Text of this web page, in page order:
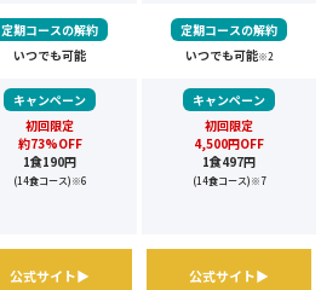
定期コースの解約
いつでも可能
定期コースの解約
いつでも可能※2
キャンペーン
初回限定
約73%OFF
1食190円
(14食コース)※6
キャンペーン
初回限定
4,500円OFF
1食497円
(14食コース)※7
公式サイト▶ 公式サイト▶